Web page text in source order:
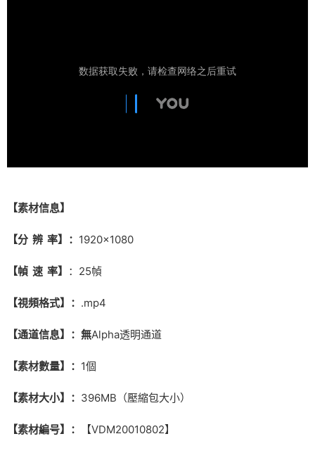
【素材信息】
【分 辨 率】： 1920×1080
【幀 速 率】 ：25幀
【視頻格式】： .mp4
【通道信息】：無Alpha透明通道
【素材數量】： 1個
【素材大小】： 396MB（壓縮包大小）
【素材編号】： 【VDM20010802】